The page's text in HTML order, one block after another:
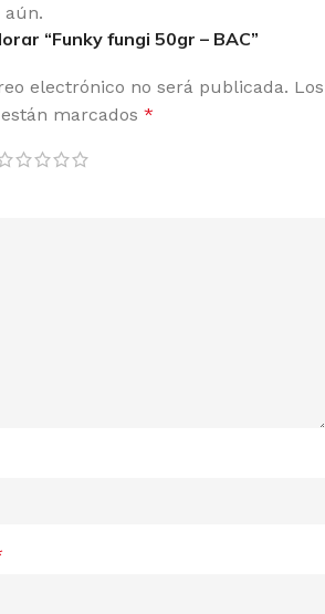
aún.
“Funky fungi 50gr – BAC”
electrónico no será publicada. Los
marcados *